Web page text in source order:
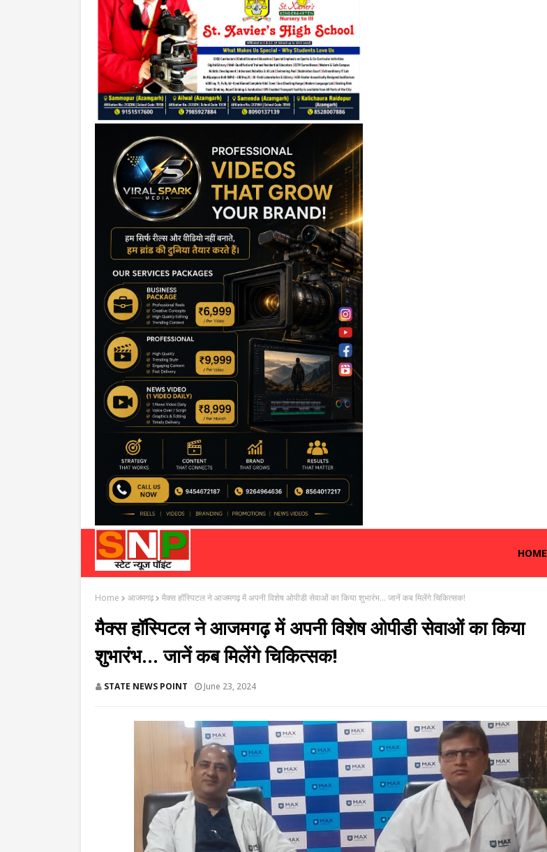
HOME
Home आजमगढ़ मैक्स हॉस्पिटल ने आजमगढ़ में अपनी विशेष ओपीडी सेवाओं का किया शुभारंभ... जानें कब मिलेंगे चिकित्सक!
मैक्स हॉस्पिटल ने आजमगढ़ में अपनी विशेष ओपीडी सेवाओं का किया
शुभारंभ... जानें कब मिलेंगे चिकित्सक!
STATE NEWS POINT June 23, 2024